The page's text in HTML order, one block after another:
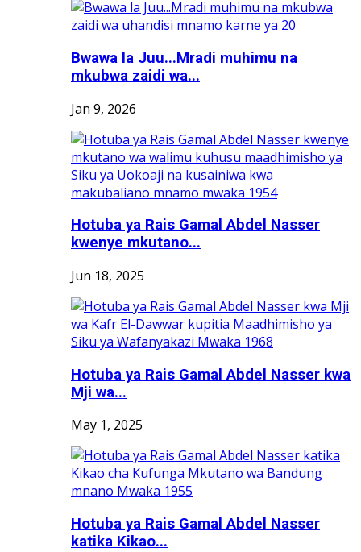
Bwawa la Juu...Mradi muhimu na
mkubwa zaidi wa...
Jan 9, 2026
Hotuba ya Rais Gamal Abdel Nasser
kwenye mkutano...
Jun 18, 2025
Hotuba ya Rais Gamal Abdel Nasser kwa
Mji wa...
May 1, 2025
Hotuba ya Rais Gamal Abdel Nasser
katika Kikao...